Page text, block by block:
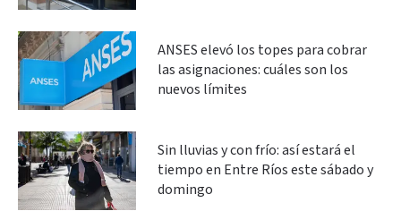
ANSES elevó los topes para cobrar
las asignaciones: cuáles son los
nuevos límites
Sin lluvias y con frío: así estará el
tiempo en Entre Ríos este sábado y
domingo